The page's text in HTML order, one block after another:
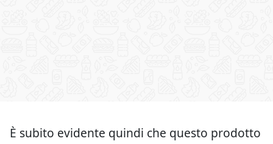
È subito evidente quindi che questo prodotto